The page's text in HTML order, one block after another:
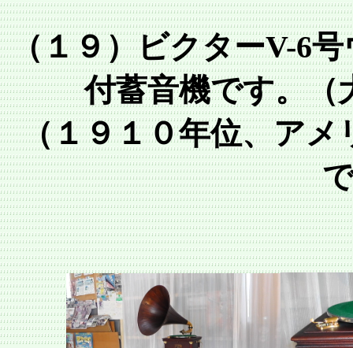
（１９）ビクターV-6
付蓄音機です。（
（１９１０年位、ア